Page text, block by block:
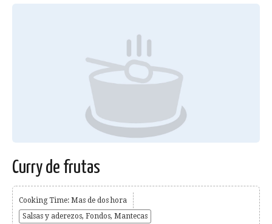
Curry de frutas
Cooking Time: Mas de dos hora
Salsas y aderezos, Fondos, Mantecas